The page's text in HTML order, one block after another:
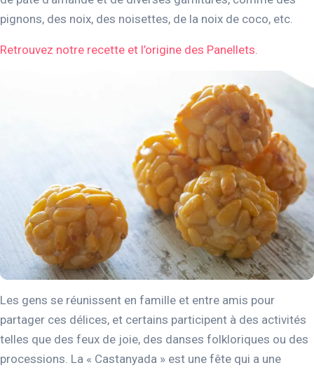
pignons, des noix, des noisettes, de la noix de coco, etc.
Retrouvez notre recette et l’origine des Panellets.
Les gens se réunissent en famille et entre amis pour
partager ces délices, et certains participent à des activités
telles que des feux de joie, des danses folkloriques ou des
processions. La « Castanyada » est une fête qui a une